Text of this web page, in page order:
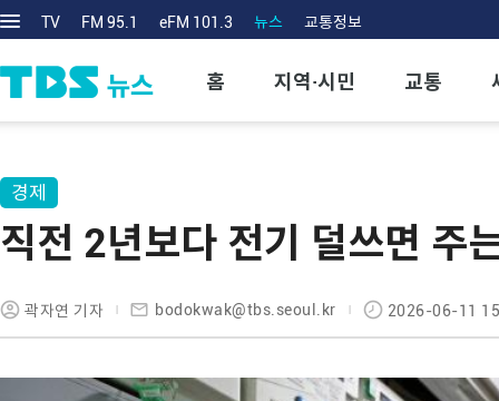
TV FM 95.1 eFM 101.3 뉴스 교통정보
홈 지역·시민 교통
경제
직전 2년보다 전기 덜쓰면 주
곽자연 기자 bodokwak@tbs.seoul.kr 2026-06-11